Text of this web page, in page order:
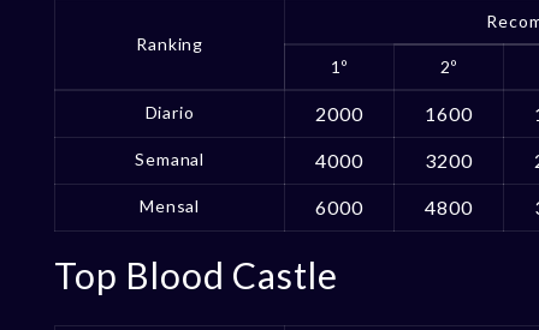
Ranking
1º 2º
Diario 2000 1600
Semanal 4000 3200
Mensal 6000 4800
Top Blood Castle